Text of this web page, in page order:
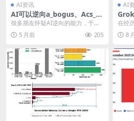
AI资讯
AI可以逆向a_bogus、Acs_To
ken吗？视频演示+SKILL文件
很多朋友怀疑AI逆向的能力，于是
录制一期视频展示一下，AI逆向一
些较为复杂的参数...
5 月前 205
AI
rena
在经
xAI
用...8